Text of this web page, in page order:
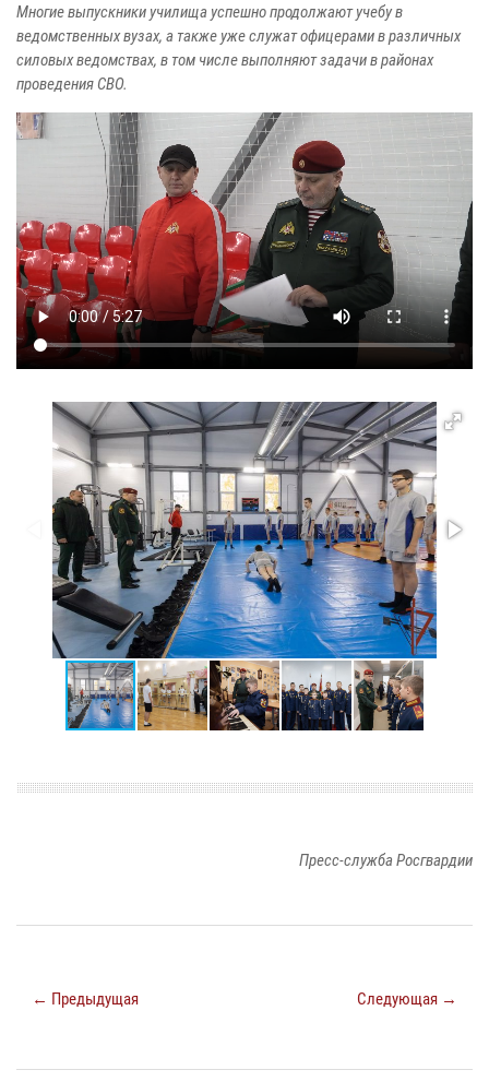
Многие выпускники училища успешно продолжают учебу в
ведомственных вузах, а также уже служат офицерами в различных
силовых ведомствах, в том числе выполняют задачи в районах
проведения СВО.
Пресс-служба Росгвардии
← Предыдущая Следующая →